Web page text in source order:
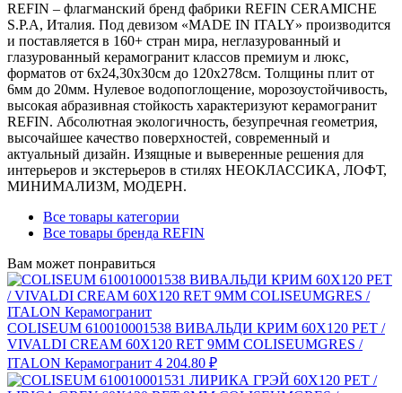
REFIN – флагманский бренд фабрики REFIN CERAMICHE
S.P.A, Италия. Под девизом «MADE IN ITALY» производится
и поставляется в 160+ стран мира, неглазурованный и
глазурованный керамогранит классов премиум и люкс,
форматов от 6х24,30х30см до 120х278см. Толщины плит от
6мм до 20мм. Нулевое водопоглощение, морозоустойчивость,
высокая абразивная стойкость характеризуют керамогранит
REFIN. Абсолютная экологичность, безупречная геометрия,
высочайшее качество поверхностей, современный и
актуальный дизайн. Изящные и выверенные решения для
интерьеров и экстерьеров в стилях НЕОКЛАССИКА, ЛОФТ,
МИНИМАЛИЗМ, МОДЕРН.
Все товары категории
Все товары бренда REFIN
Вам может понравиться
COLISEUM 610010001538 ВИВАЛЬДИ КРИМ 60X120 РЕТ /
VIVALDI CREAM 60X120 RET 9MM COLISEUMGRES /
ITALON Керамогранит 4 204.80 ₽